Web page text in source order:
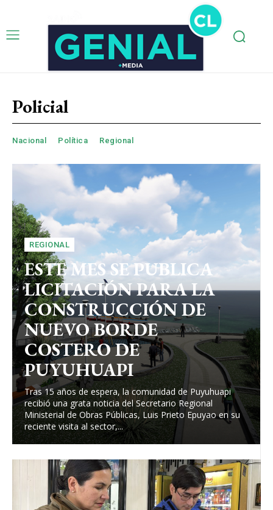
Policial
Nacional Política Regional
REGIONAL
ESTE MES SE PUBLICA
LICITACIÓN PARA LA
CONSTRUCCIÓN DE
NUEVO BORDE
COSTERO DE
PUYUHUAPI
Tras 15 años de espera, la comunidad de Puyuhuapi
recibió una grata noticia del Secretario Regional
Ministerial de Obras Públicas, Luis Prieto Epuyao en su
reciente visita al sector,...